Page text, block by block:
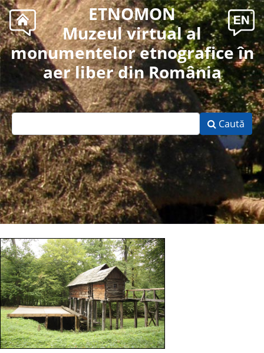
ETNOMON
Muzeul virtual al
monumentelor etnografice în
aer liber din România
Caută